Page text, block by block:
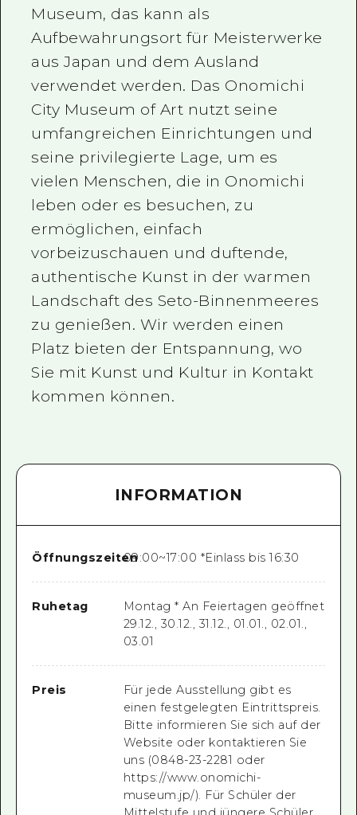
Museum, das kann als
Aufbewahrungsort für Meisterwerke
aus Japan und dem Ausland
verwendet werden. Das Onomichi
City Museum of Art nutzt seine
umfangreichen Einrichtungen und
seine privilegierte Lage, um es
vielen Menschen, die in Onomichi
leben oder es besuchen, zu
ermöglichen, einfach
vorbeizuschauen und duftende,
authentische Kunst in der warmen
Landschaft des Seto-Binnenmeeres
zu genießen. Wir werden einen
Platz bieten der Entspannung, wo
Sie mit Kunst und Kultur in Kontakt
kommen können.
INFORMATION
Öffnungszeiten09:00~17:00 *Einlass bis 16:30
Ruhetag
Montag * An Feiertagen geöffnet
29.12., 30.12., 31.12., 01.01., 02.01.,
03.01
Preis
Für jede Ausstellung gibt es
einen festgelegten Eintrittspreis.
Bitte informieren Sie sich auf der
Website oder kontaktieren Sie
uns (0848-23-2281 oder
https://www.onomichi-
museum.jp/). Für Schüler der